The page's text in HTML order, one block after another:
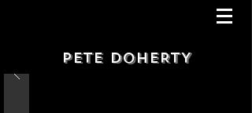
PETE DOHERTY